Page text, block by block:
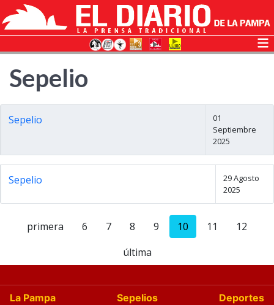
Sepelio
Sepelio
01
Septiembre
2025
Sepelio
29 Agosto
2025
primera 6 7 8 9 10 11
12
última
La Pampa Sepelios
Deportes